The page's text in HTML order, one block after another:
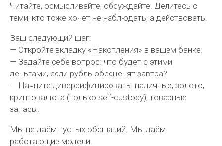
Читайте, осмысливайте, обсуждайте. Делитесь с
теми, кто тоже хочет не наблюдать, а действовать.
Ваш следующий шаг:
— Откройте вкладку «Накопления» в вашем банке.
— Задайте себе вопрос: что будет с этими
деньгами, если рубль обесценят завтра?
— Начните диверсифицировать: наличные, золото,
криптовалюта (только self-custody), товарные
запасы.
Мы не даём пустых обещаний. Мы даём
работающие модели.